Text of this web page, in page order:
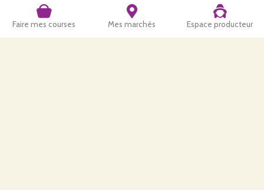
Faire mes courses Mes marchés Espace producteur